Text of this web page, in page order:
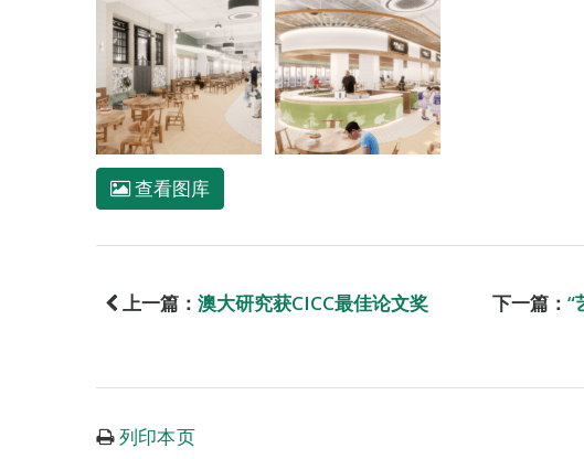
查看图库
上一篇： 澳大研究获CICC最佳论文奖 下一篇： “
列印本页